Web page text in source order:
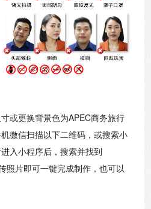
或更换背景色为APEC商务旅行
微信扫描以下二维码，或搜索小
入小程序后，搜索并找到
照片即可一键完成制作，也可以